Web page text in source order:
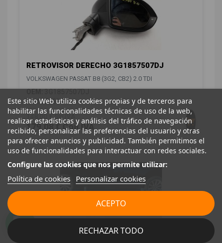
RETROVISOR DERECHO 3G1857507DJ
VOLKSWAGEN PASSAT B8 (3G2, CB2) 2.0 TDI
ID:1550584
148,00 € Sin IVA
179,08 € Con IVA
Este sitio Web utiliza cookies propias y de terceros para
habilitar las funcionalidades técnicas de uso de la web,
realizar estadísticas y análisis del tráfico de navegación
recibido, personalizar las preferencias del usuario y otras
para ofrecer anuncios y publicidad. También permitimos el
uso de funcionalidades para interactuar con redes sociales.
Configure las cookies que nos permite utilizar:
Política de cookies Personalizar cookies
RECHAZAR TODO
ACEPTO